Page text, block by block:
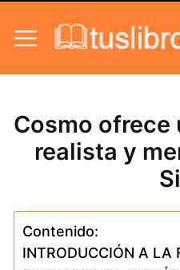
Cosmo ofrece
realista y
Contenido:
INTRODUCCIÓN A LA